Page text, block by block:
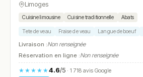
Limoges
Cuisine limousine Cuisine traditionnelle Abats
Tete de veau Fraise de veau Langue de boeuf
Livraison :Non renseignée
Réservation en ligne :Non renseignée
★★★★★4.6/5· 1 718 avis Google